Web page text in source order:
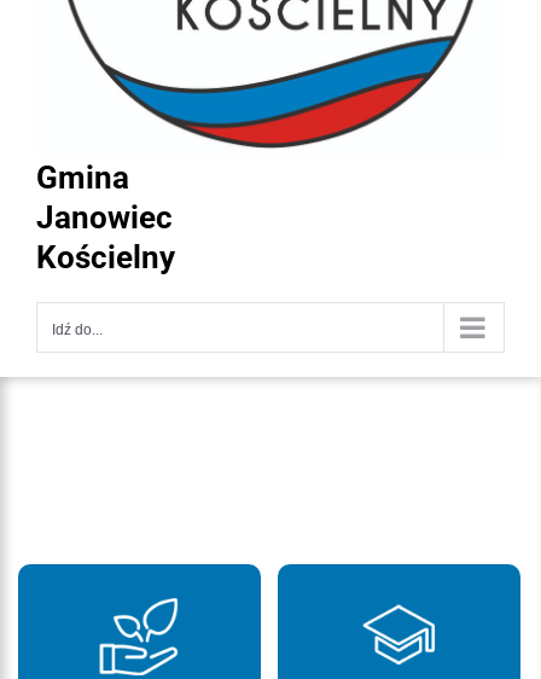
Gmina
Janowiec
Kościelny
Idź do...